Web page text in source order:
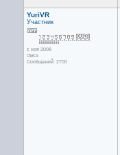
YuriVR
Участник
с ноя 2008
Омск
Сообщений: 2700